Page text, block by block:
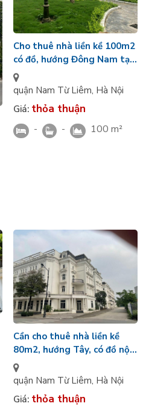
Cho thuê nhà liền kề 100m2
có đồ, hướng Đông Nam tại
KĐT Louis City Đại Mỗ
quận Nam Từ Liêm, Hà Nội
Giá: thỏa thuận
- - 100 m²
Cần cho thuê nhà liền kề
80m2, hướng Tây, có đồ nội
thất cơ bản tại KĐT Louis
City Đại Mỗ
quận Nam Từ Liêm, Hà Nội
Giá: thỏa thuận